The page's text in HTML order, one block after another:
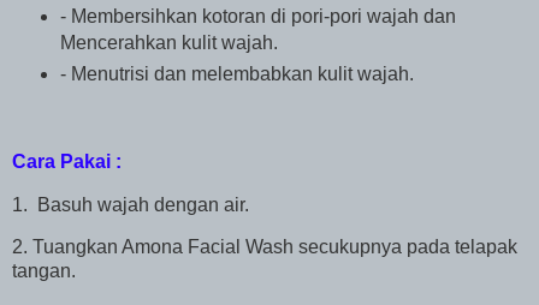
- Membersihkan kotoran di pori-pori wajah dan
Mencerahkan kulit wajah.
- Menutrisi dan melembabkan kulit wajah.
Cara Pakai :
1. Basuh wajah dengan air.
2. Tuangkan Amona Facial Wash secukupnya pada telapak
tangan.